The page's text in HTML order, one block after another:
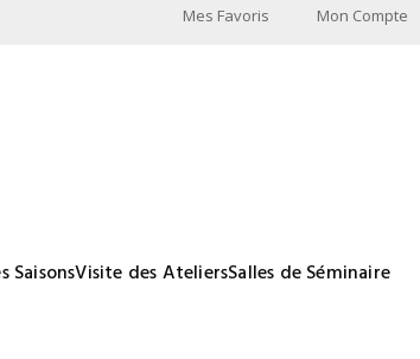
Mes Favoris Mon Compte
SaisonsVisite des AteliersSalles de Séminaire